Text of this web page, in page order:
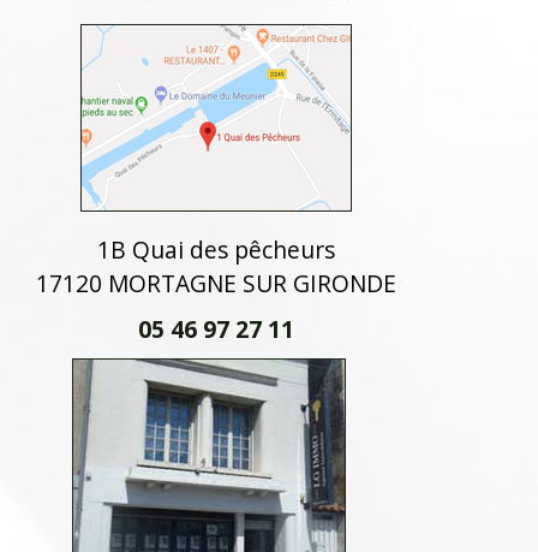
1B Quai des pêcheurs
17120 MORTAGNE SUR GIRONDE
05 46 97 27 11